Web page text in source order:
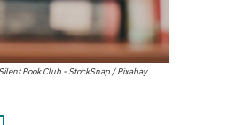
Silent Book Club - StockSnap / Pixabay